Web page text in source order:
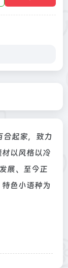
起家，致力
以风格以冷
展、至今正
色小语种为